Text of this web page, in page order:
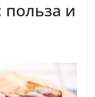
польза и